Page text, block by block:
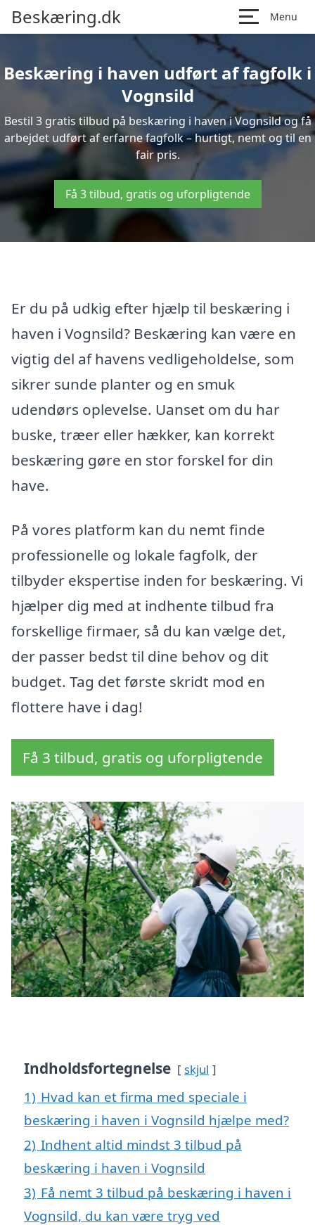
Beskæring.dk Menu
Beskæring i haven udført af fagfolk i
Vognsild
Bestil 3 gratis tilbud på beskæring i haven i Vognsild og få
arbejdet udført af erfarne fagfolk – hurtigt, nemt og til en
fair pris.
Få 3 tilbud, gratis og uforpligtende
Er du på udkig efter hjælp til beskæring i
haven i Vognsild? Beskæring kan være en
vigtig del af havens vedligeholdelse, som
sikrer sunde planter og en smuk
udendørs oplevelse. Uanset om du har
buske, træer eller hækker, kan korrekt
beskæring gøre en stor forskel for din
have.
På vores platform kan du nemt finde
professionelle og lokale fagfolk, der
tilbyder ekspertise inden for beskæring. Vi
hjælper dig med at indhente tilbud fra
forskellige firmaer, så du kan vælge det,
der passer bedst til dine behov og dit
budget. Tag det første skridt mod en
flottere have i dag!
Få 3 tilbud, gratis og uforpligtende
Indholdsfortegnelse skjul
1) Hvad kan et firma med speciale i
beskæring i haven i Vognsild hjælpe med?
2) Indhent altid mindst 3 tilbud på
beskæring i haven i Vognsild
3) Få nemt 3 tilbud på beskæring i haven i
Vognsild, du kan være tryg ved